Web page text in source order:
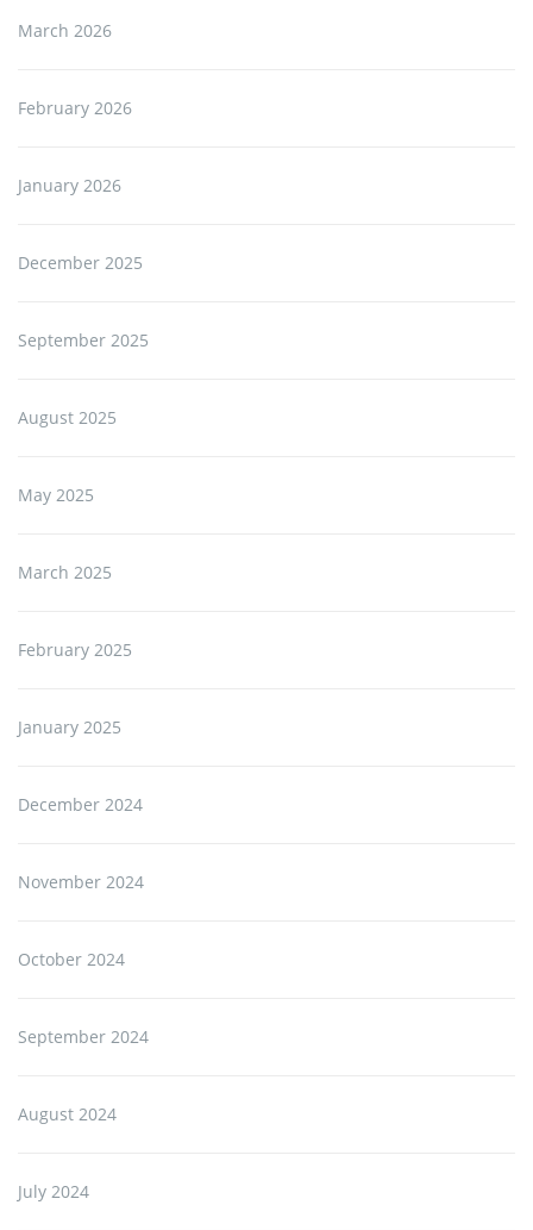
March 2026
February 2026
January 2026
December 2025
September 2025
August 2025
May 2025
March 2025
February 2025
January 2025
December 2024
November 2024
October 2024
September 2024
August 2024
July 2024